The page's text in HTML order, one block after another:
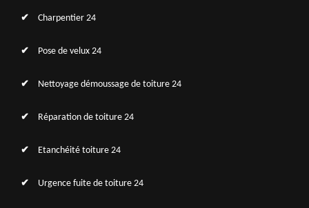
Charpentier 24
Pose de velux 24
Nettoyage démoussage de toiture 24
Réparation de toiture 24
Etanchéité toiture 24
Urgence fuite de toiture 24